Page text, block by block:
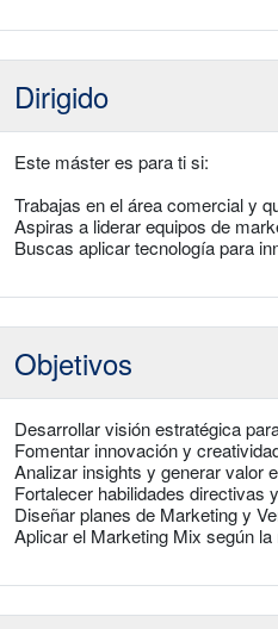
Dirigido
Este máster es para ti si:
Trabajas en el área comercial y
Aspiras a liderar equipos de
Buscas aplicar tecnología para
Objetivos
Desarrollar visión estratégica
Fomentar innovación y
Analizar insights y generar valor
Fortalecer habilidades directivas
Diseñar planes de Marketing y
Aplicar el Marketing Mix según